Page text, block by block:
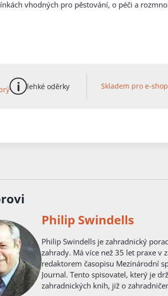
vhodných pro pěstování, o péči a
více informací
lehké oděrky Skladem pro e-shop
Philip Swindells
Philip Swindells je zahradnický
zahrady. Má více než 35 let praxe v
redaktorem časopisu Mezinárodní
Journal. Tento spisovatel, který je
zahradnických knih, již o